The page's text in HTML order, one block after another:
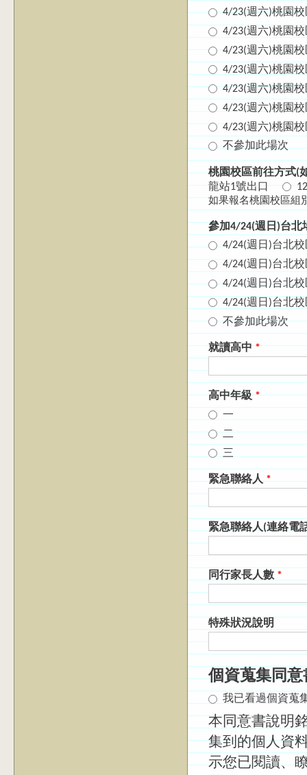
4/23(週六)桃園
4/23(週六)桃園
4/23(週六)桃園
4/23(週六)桃園
4/23(週六)桃園
4/23(週六)桃園
4/23(週六)桃園
不參加此場次
桃園校區前往方式(
龍站1號出口
如果報名桃園校區組
參加4/24(週日)台
4/24(週日)台北
4/24(週日)台北
4/24(週日)台北
4/24(週日)台北
不參加此場次
就讀高中*
高中年級*
一
二
三
緊急聯絡人*
緊急聯絡人(連絡電
同行家長人數 *
特殊狀況說明
個資蒐集同
我已看過個資蒐
本同意書說明
集到的個人資
示您已閱讀、